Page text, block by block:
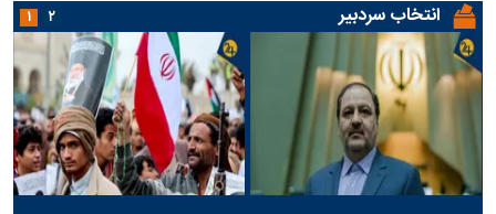
انتخاب سردبیر ۱ ۲